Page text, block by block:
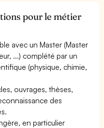
pour le métier
avec un Master (Master
...) complété par un
(physique, chimie,
ouvrages, thèses,
des
en particulier